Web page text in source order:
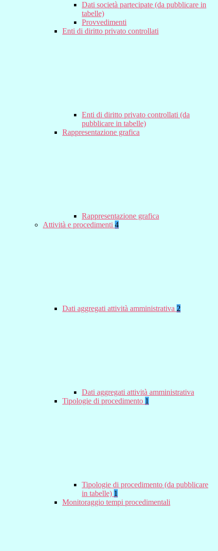
Dati società partecipate (da pubblicare in
tabelle)
Provvedimenti
Enti di diritto privato controllati
Enti di diritto privato controllati (da
pubblicare in tabelle)
Rappresentazione grafica
Rappresentazione grafica
Attività e procedimenti 4
Dati aggregati attività amministrativa 2
Dati aggregati attività amministrativa
Tipologie di procedimento 1
Tipologie di procedimento (da pubblicare
in tabelle) 1
Monitoraggio tempi procedimentali